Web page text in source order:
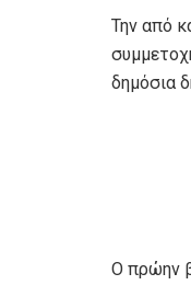
Την από
δημόσια
Ο πρώην